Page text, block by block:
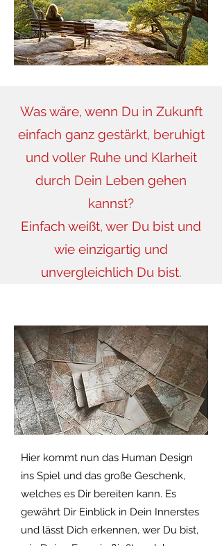
Was wäre, wenn Du in Zukunft
einfach ganz gestärkt, beruhigt
und voller Ruhe und Klarheit
durch Dein Leben gehen
kannst?
Einfach weißt, wer Du bist und
wie einzigartig und
unvergleichlich Du bist.
Hier kommt nun das Human Design
ins Spiel und das große Geschenk,
welches es Dir bereiten kann. Es
gewährt Dir Einblick in Dein Innerstes
und lässt Dich erkennen, wer Du bist,